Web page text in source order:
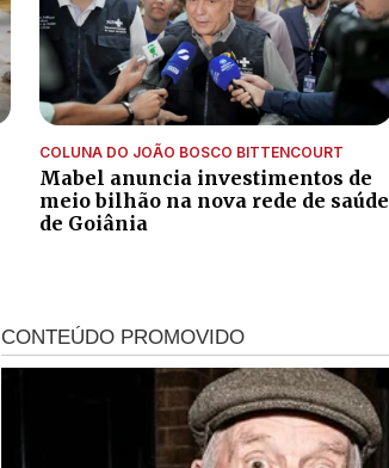
COLUNA DO JOÃO BOSCO BITTENCOURT
Mabel anuncia investimentos de
meio bilhão na nova rede de saúde
de Goiânia